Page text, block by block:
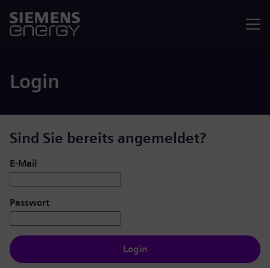
Login
Sind Sie bereits angemeldet?
Login: Benutzer und Passwort
E-Mail
Passwort
Login